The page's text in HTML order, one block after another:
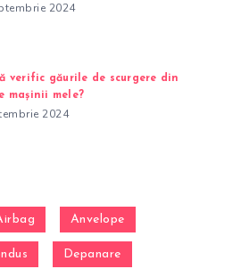
2024
verific găurile de scurgere din
mașinii mele?
2024
Anvelope
Depanare